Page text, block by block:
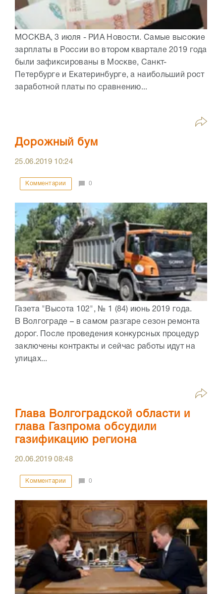
МОСКВА, 3 июля - РИА Новости. Самые высокие
зарплаты в России во втором квартале 2019 года
были зафиксированы в Москве, Санкт-
Петербурге и Екатеринбурге, а наибольший рост
заработной платы по сравнению...
Дорожный бум
25.06.2019 10:24
Комментарии 0
Газета "Высота 102", № 1 (84) июнь 2019 года.
В Волгограде – в самом разгаре сезон ремонта
дорог. После проведения конкурсных процедур
заключены контракты и сейчас работы идут на
улицах...
Глава Волгоградской области и
глава Газпрома обсудили
газификацию региона
20.06.201908:48
Комментарии 0